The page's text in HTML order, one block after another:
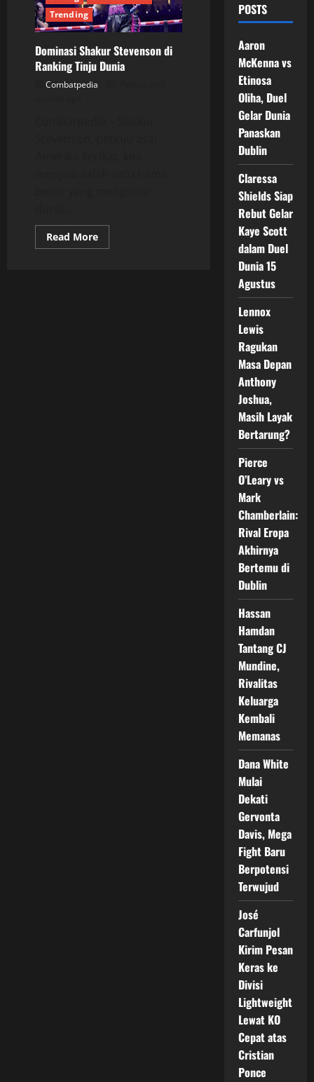
Trending
Dominasi Shakur Stevenson di
Ranking Tinju Dunia
Combatpedia
Read MoreRead
more
POSTS
Aaron
McKenna vs
Etinosa
Oliha, Duel
Gelar Dunia
Panaskan
Dublin
Claressa
Shields Siap
Rebut Gelar
Kaye Scott
dalam Duel
Dunia 15
Agustus
Lennox
Lewis
Ragukan
Masa Depan
Anthony
Joshua,
Masih Layak
Bertarung?
Pierce
O’Leary vs
Mark
Chamberlain:
Rival Eropa
Akhirnya
Bertemu di
Dublin
Hassan
Hamdan
Tantang CJ
Mundine,
Rivalitas
Keluarga
Kembali
Memanas
Dana White
Mulai
Dekati
Gervonta
Davis, Mega
Fight Baru
Berpotensi
Terwujud
José
Carfunjol
Kirim Pesan
Keras ke
Divisi
Lightweight
Lewat KO
Cepat atas
Cristian
Ponce